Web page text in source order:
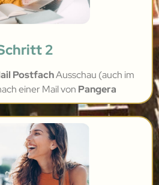
2
PostfachAusschau (auch im
einer Mail von Pangera